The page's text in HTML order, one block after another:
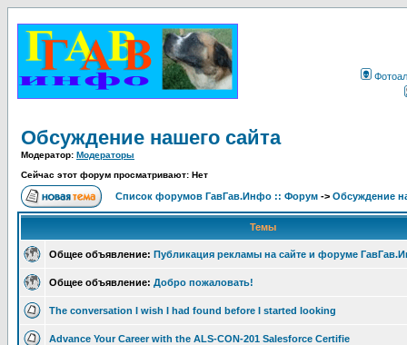
Обсуждение нашего сайта
Модератор: Модераторы
Сейчас этот форум просматривают: Нет
Список форумов ГавГав.Инфо :: Форум -> Обсуждение
Темы
Общее объявление: Публикация рекламы на сайте и форуме
Общее объявление: Добро пожаловать!
The conversation I wish I had found before I started looking
Advance Your Career with the ALS-CON-201 Salesforce Certifie